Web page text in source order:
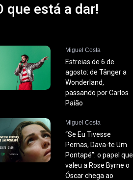
que está a dar!
Miguel Costa
Estreias de 6 de
agosto: de Tânger a
Wonderland,
passando por Carlos
Paião
Miguel Costa
“Se Eu Tivesse
Pernas, Dava-te Um
Pontapé”: o papel que
valeu a Rose Byrne o
Óscar chega ao